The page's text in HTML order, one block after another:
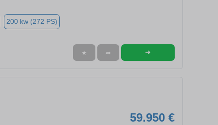
200 kw (272 PS)
★ ➦ ➜
59.950 €